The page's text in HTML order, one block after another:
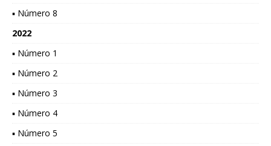
▪ Número 8
2022
▪ Número 1
▪ Número 2
▪ Número 3
▪ Número 4
▪ Número 5